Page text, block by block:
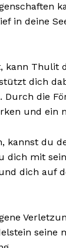
in deine
Thulit
dich
die
und ein
du
mit
dich auf